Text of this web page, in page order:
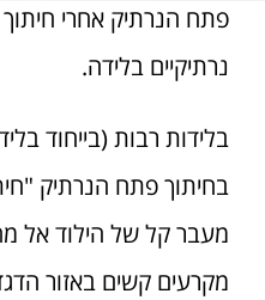
פתח הנרתיק אחרי חיתוך
נרתיקיים בלידה.
בלידות רבות (בייחוד
בחיתוך פתח הנרתיק
מעבר קל של הילוד אל
מקרעים קשים באזור